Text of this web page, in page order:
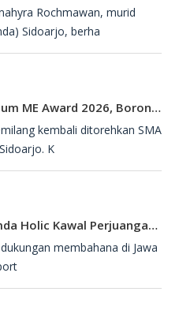
Rochmawan, murid
Sidoarjo, berha
SMAMDA Sidoarjo Juara Umum ME Award 2026, Borong 27 Medali
kembali ditorehkan SMA
K
Semangat Tak Surut, Smamda Holic Kawal Perjuangan Tim Basket Smamda Di DBL 2026
membahana di Jawa